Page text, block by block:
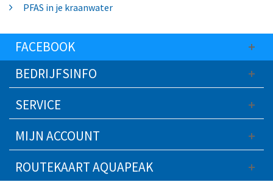
PFAS in je kraanwater
FACEBOOK
BEDRIJFSINFO
SERVICE
MIJN ACCOUNT
ROUTEKAART AQUAPEAK